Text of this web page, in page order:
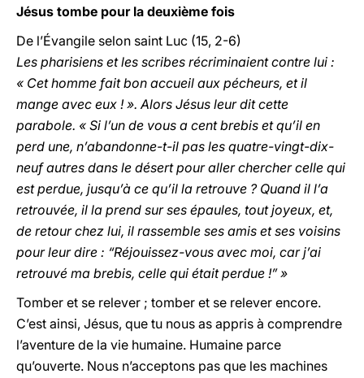
Jésus tombe pour la deuxième fois
De l’Évangile selon saint Luc (15, 2-6)
Les pharisiens et les scribes récriminaient contre lui :
« Cet homme fait bon accueil aux pécheurs, et il
mange avec eux ! ». Alors Jésus leur dit cette
parabole. « Si l’un de vous a cent brebis et qu’il en
perd une, n’abandonne-t-il pas les quatre-vingt-dix-
neuf autres dans le désert pour aller chercher celle qui
est perdue, jusqu’à ce qu’il la retrouve ? Quand il l’a
retrouvée, il la prend sur ses épaules, tout joyeux, et,
de retour chez lui, il rassemble ses amis et ses voisins
pour leur dire : “Réjouissez-vous avec moi, car j’ai
retrouvé ma brebis, celle qui était perdue !” »
Tomber et se relever ; tomber et se relever encore.
C’est ainsi, Jésus, que tu nous as appris à comprendre
l’aventure de la vie humaine. Humaine parce
qu’ouverte. Nous n’acceptons pas que les machines